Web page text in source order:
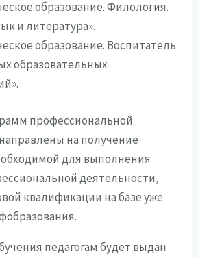
образование. Филология.
и литература».
образование. Воспитатель
образовательных
профессиональной
на получение
для выполнения
деятельности,
квалификации на базе уже
педагогам будет выдан